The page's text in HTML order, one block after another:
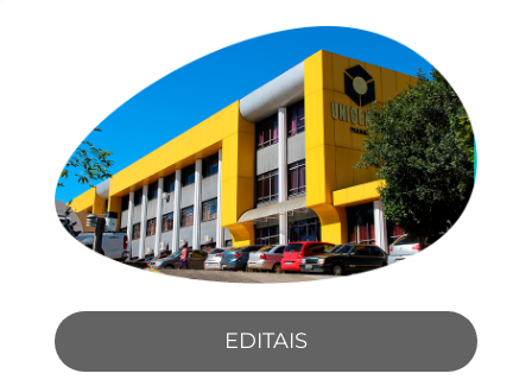
EDITAIS